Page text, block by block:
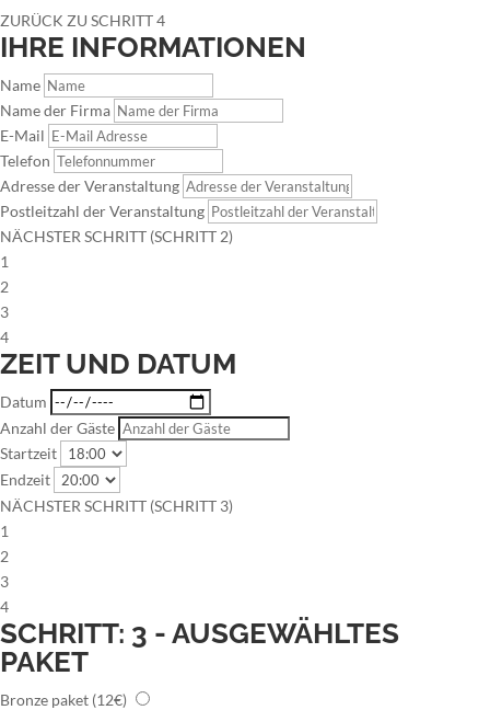
ZURÜCK ZU SCHRITT 4
IHRE INFORMATIONEN
Name
Name der Firma
E-Mail
Telefon
Adresse der Veranstaltung
Postleitzahl der Veranstaltung
NÄCHSTER SCHRITT (SCHRITT 2)
1
2
3
4
ZEIT UND DATUM
Datum
Anzahl der Gäste
Startzeit
Endzeit
NÄCHSTER SCHRITT (SCHRITT 3)
1
2
3
4
SCHRITT: 3 - AUSGEWÄHLTES
PAKET
Bronze paket (12€)